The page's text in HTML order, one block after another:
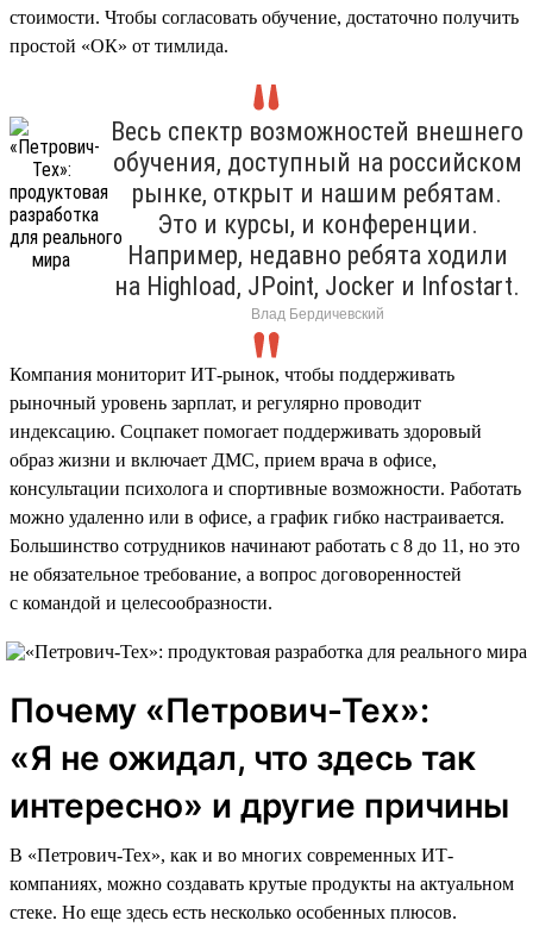
стоимости. Чтобы согласовать обучение, достаточно получить
простой «ОК» от тимлида.
Весь спектр возможностей внешнего
обучения, доступный на российском
рынке, открыт и нашим ребятам.
Это и курсы, и конференции.
Например, недавно ребята ходили
на Highload, JPoint, Jocker и Infostart.
Влад Бердичевский
Компания мониторит ИТ-рынок, чтобы поддерживать
рыночный уровень зарплат, и регулярно проводит
индексацию. Соцпакет помогает поддерживать здоровый
образ жизни и включает ДМС, прием врача в офисе,
консультации психолога и спортивные возможности. Работать
можно удаленно или в офисе, а график гибко настраивается.
Большинство сотрудников начинают работать с 8 до 11, но это
не обязательное требование, а вопрос договоренностей
с командой и целесообразности.
Почему «Петрович-Тех»:
«Я не ожидал, что здесь так
интересно» и другие причины
В «Петрович-Тех», как и во многих современных ИТ-
компаниях, можно создавать крутые продукты на актуальном
стеке. Но еще здесь есть несколько особенных плюсов.